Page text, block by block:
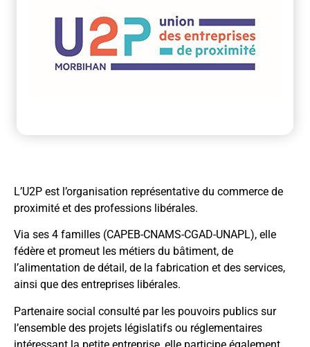
L’U2P est l’organisation représentative du commerce de
proximité et des professions libérales.
Via ses 4 familles (CAPEB-CNAMS-CGAD-UNAPL), elle
fédère et promeut les métiers du bâtiment, de
l’alimentation de détail, de la fabrication et des services,
ainsi que des entreprises libérales.
Partenaire social consulté par les pouvoirs publics sur
l’ensemble des projets législatifs ou réglementaires
intéressant la petite entreprise, elle participe également